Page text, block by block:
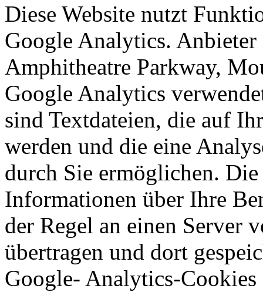
Diese Website nutzt
Google Analytics.
Amphitheatre Parkway,
Google Analytics
sind Textdateien, die auf
werden und die eine
durch Sie ermöglichen.
Informationen über Ihre
der Regel an einen Server
übertragen und dort
Google- Analytics-